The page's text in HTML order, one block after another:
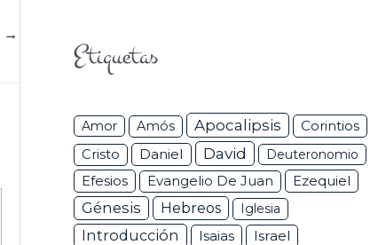
→
Etiquetas
Amor Amós Apocalipsis Corintios
Cristo Daniel David Deuteronomio
Efesios Evangelio De Juan Ezequiel
Génesis Hebreos Iglesia
Introducción Isaias Israel